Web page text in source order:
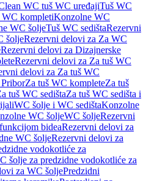
WC tuš WC uređajiTuš WC
WC kompletiKonzolne WC
WC šoljeTuš WC sedištaRezervni
šoljeRezervni delovi za Za WC
Rezervni delovi za Dizajnerske
Rezervni delovi za Za tuš WC
delovi za Za tuš WC
Za tuš WC kompleteZa tuš
tuš WC sedištaZa tuš WC sedišta i
WC šolje i WC sedištaKonzolne
WC šoljeWC šoljeRezervni
bideaRezervni delovi za
WC šoljeRezervni delovi za
vodokotliće za
šolje za predzidne vodokotliće za
za WC šoljePredzidni